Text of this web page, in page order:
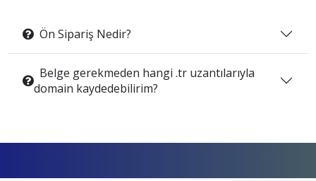
Ön Sipariş Nedir?
Belge gerekmeden hangi .tr uzantılarıyla
domain kaydedebilirim?